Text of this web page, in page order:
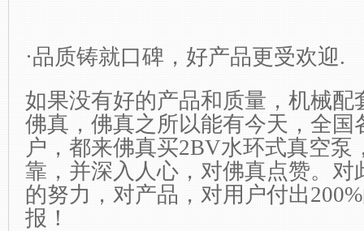
·品质铸就口碑，好产品更受欢迎.
如果没有好的产品和质量，机械配
佛真，佛真之所以能有今天，全国
户，都来佛真买2BV水环式真空泵
靠，并深入人心，对佛真点赞。对
的努力，对产品，对用户付出
报！